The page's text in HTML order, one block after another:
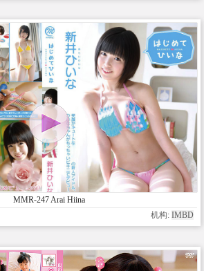
MMR-247 Arai Hiina
机构: IMBD